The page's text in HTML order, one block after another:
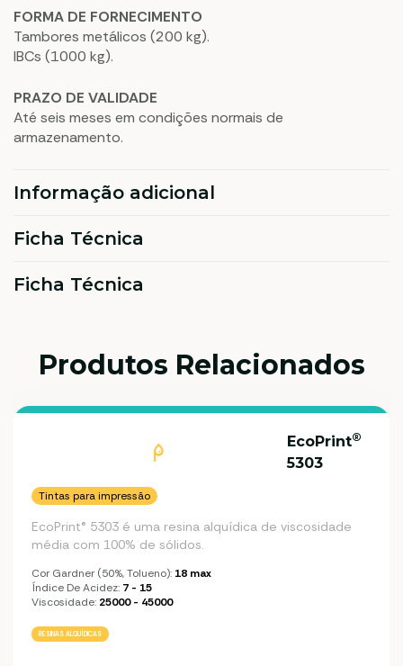
FORMA DE FORNECIMENTO
Tambores metálicos (200 kg).
IBCs (1000 kg).
PRAZO DE VALIDADE
Até seis meses em condições normais de
armazenamento.
Informação adicional
Ficha Técnica
Ficha Técnica
Produtos Relacionados
EcoPrint®
5303
Tintas para impressão
EcoPrint® 5303 é uma resina alquídica de viscosidade
média com 100% de sólidos.
Cor Gardner (50%, Tolueno): 18 max
Índice De Acidez: 7 - 15
Viscosidade: 25000 - 45000
RESINAS ALQUÍDICAS